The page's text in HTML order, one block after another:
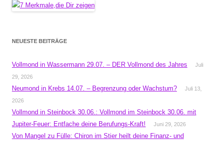
NEUESTE BEITRÄGE
Vollmond in Wassermann 29.07. – DER Vollmond des Jahres
Juli
29, 2026
Neumond in Krebs 14.07. – Begrenzung oder Wachstum?
Juli 13,
2026
Vollmond in Steinbock 30.06.: Vollmond im Steinbock 30.06. mit
Jupiter-Feuer: Entfache deine Berufungs-Kraft!
Juni 29, 2026
Von Mangel zu Fülle: Chiron im Stier heilt deine Finanz- und